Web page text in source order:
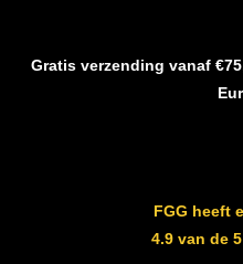
Gratis verzending vanaf
FGG heeft
4.9 van de